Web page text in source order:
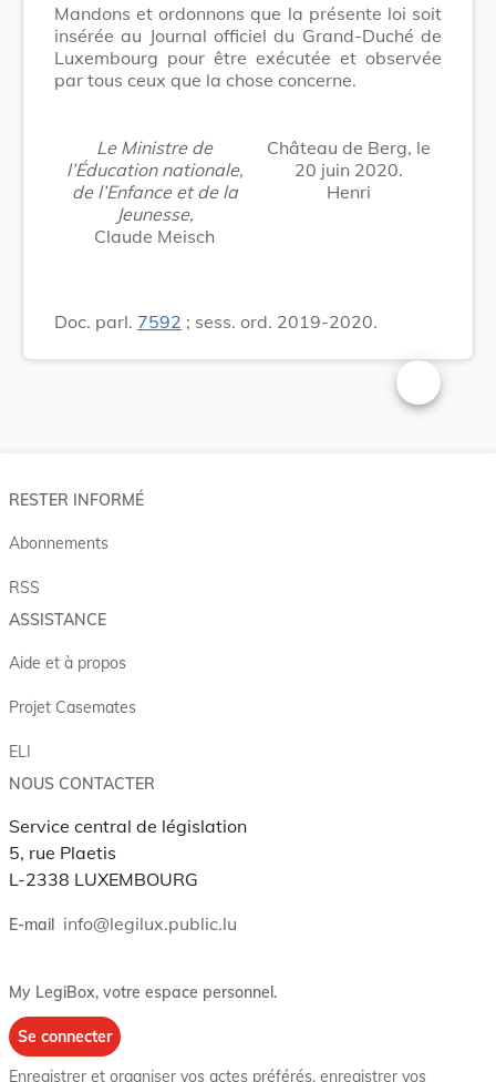
Mandons et ordonnons que la présente loi soit
insérée au Journal officiel du Grand-Duché de
Luxembourg pour être exécutée et observée
par tous ceux que la chose concerne.
Le Ministre de
l’Éducation nationale,
de l’Enfance et de la
Jeunesse,
Claude Meisch
Château de Berg, le
20 juin 2020.
Henri
Doc. parl. 7592 ; sess. ord. 2019-2020.
Changer la
RESTER INFORMÉ
Abonnements
RSS
ASSISTANCE
Aide et à propos
Projet Casemates
ELI
NOUS CONTACTER
Service central de législation
5, rue Plaetis
L-2338 LUXEMBOURG
E-mail info@legilux.public.lu
My LegiBox, votre espace personnel.
Se connecter
Enregistrer et organiser vos actes préférés, enregistrer vos